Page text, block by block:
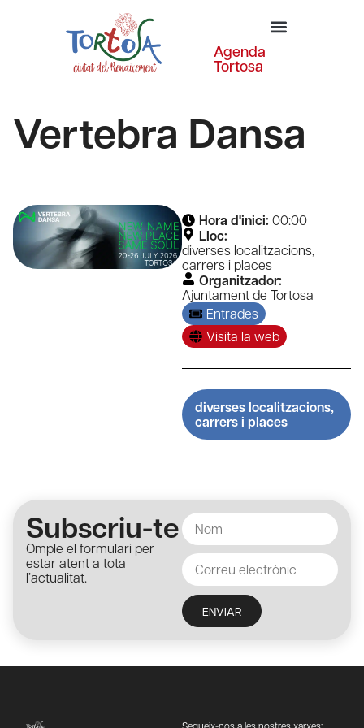
Agenda
Tortosa
Vertebra Dansa
Hora d'inici: 00:00
Lloc:
diverses localitzacions,
carrers i places
Organitzador:
Ajuntament de Tortosa
Entrades
Visita la web
diverses localitzacions,
carrers i places
Subscriu-te
Omple el formulari per
estar atent a tota
l’actualitat.
ENVIAR
Segueix-nos a les nostres xarxes: